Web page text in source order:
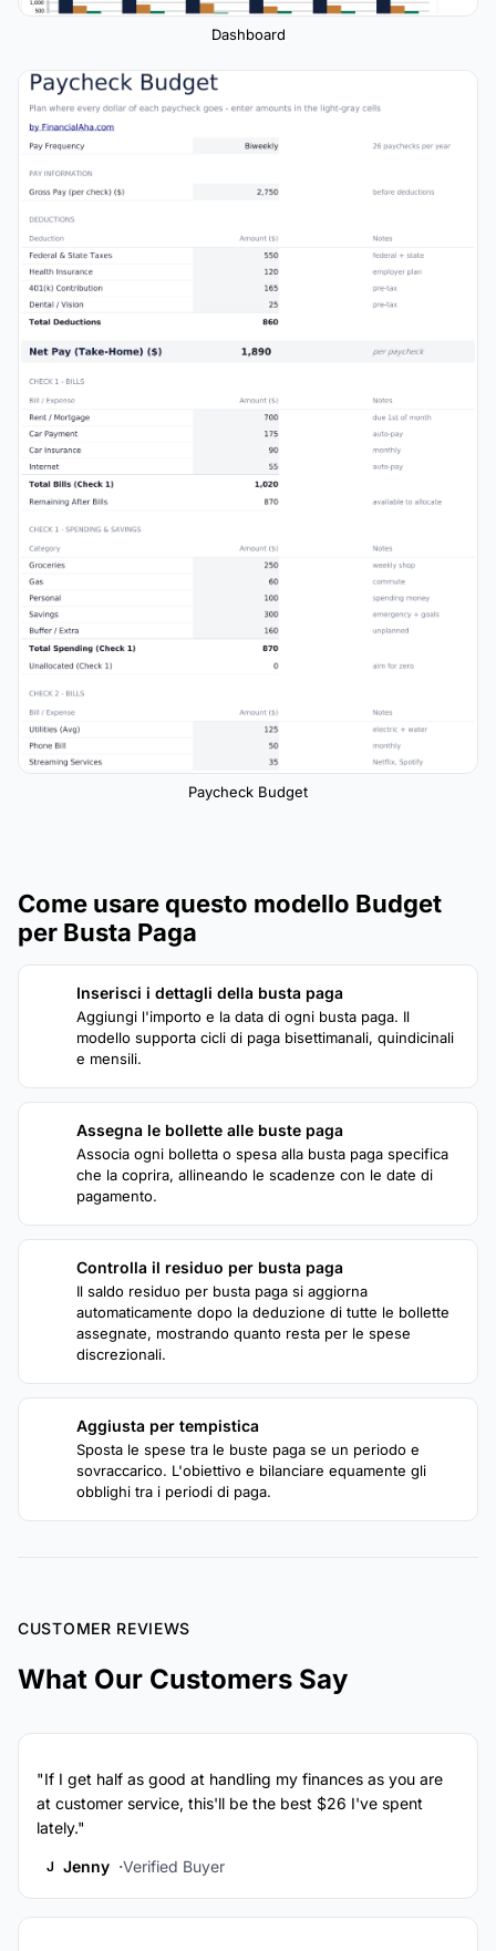
Dashboard
Paycheck Budget
Come usare questo modello Budget
per Busta Paga
Inserisci i dettagli della busta paga
Aggiungi l'importo e la data di ogni busta paga. Il
modello supporta cicli di paga bisettimanali, quindicinali
e mensili.
Assegna le bollette alle buste paga
Associa ogni bolletta o spesa alla busta paga specifica
che la coprira, allineando le scadenze con le date di
pagamento.
Controlla il residuo per busta paga
Il saldo residuo per busta paga si aggiorna
automaticamente dopo la deduzione di tutte le bollette
assegnate, mostrando quanto resta per le spese
discrezionali.
Aggiusta per tempistica
Sposta le spese tra le buste paga se un periodo e
sovraccarico. L'obiettivo e bilanciare equamente gli
obblighi tra i periodi di paga.
CUSTOMER REVIEWS
What Our Customers Say
"If I get half as good at handling my finances as you are
at customer service, this'll be the best $26 I've spent
lately."
J Jenny Verified Buyer